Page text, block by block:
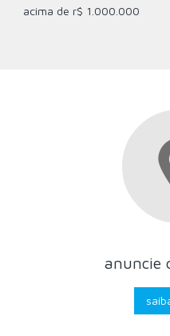
acima de r$ 1.000.000
anuncie